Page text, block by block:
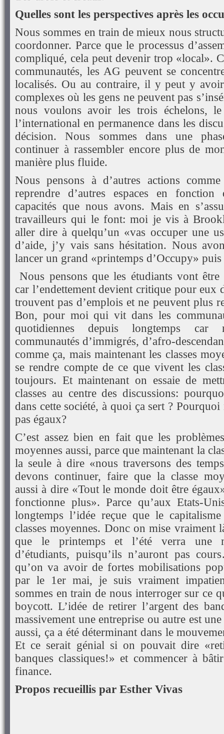
Quelles sont les perspectives après les
Nous sommes en train de mieux nous
coordonner. Parce que le processus
compliqué, cela peut devenir trop «local».
communautés, les AG peuvent se
localisés. Ou au contraire, il y peut y
complexes où les gens ne peuvent pas
nous voulons avoir les trois échelons,
l’international en permanence dans les
décision. Nous sommes dans une
continuer à rassembler encore plus de
manière plus fluide.
Nous pensons à d’autres actions
reprendre d’autres espaces en
capacités que nous avons. Mais en
travailleurs qui le font: moi je vis à
aller dire à quelqu’un «vas occuper une
d’aide, j’y vais sans hésitation. Nous
lancer un grand «printemps d’Occupy»
Nous pensons que les étudiants vont être
car l’endettement devient critique pour eux
trouvent pas d’emplois et ne peuvent plus
Bon, pour moi qui vit dans les
quotidiennes depuis longtemps car
communautés d’immigrés, d’afro-
comme ça, mais maintenant les classes
se rendre compte de ce que vivent les
toujours. Et maintenant on essaie de
classes au centre des discussions:
dans cette société, à quoi ça sert ?
pas égaux?
C’est assez bien en fait que les
moyennes aussi, parce que maintenant la
la seule à dire «nous traversons des
devons continuer, faire que la classe
aussi à dire «Tout le monde doit être
fonctionne plus». Parce qu’aux Etats-
longtemps l’idée reçue que le
classes moyennes. Donc on mise vraiment
que le printemps et l’été verra une
d’étudiants, puisqu’ils n’auront pas
qu’on va avoir de fortes mobilisations
par le 1er mai, je suis vraiment
sommes en train de nous interroger sur ce
boycott. L’idée de retirer l’argent des
massivement une entreprise ou autre est
aussi, ça a été déterminant dans le
Et ce serait génial si on pouvait dire
banques classiques!» et commencer à
finance.
Propos recueillis par Esther Vivas